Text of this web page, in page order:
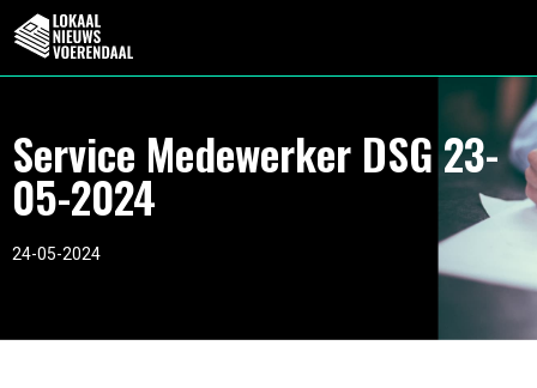
Service Medewerker DSG 23-
05-2024
24-05-2024